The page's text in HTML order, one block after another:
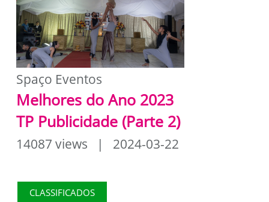
Spaço Eventos
Melhores do Ano 2023
TP Publicidade (Parte 2)
14087 views | 2024-03-22
CLASSIFICADOS